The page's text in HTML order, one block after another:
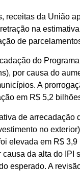
receitas da União
na
de
do
por causa do
A
em R$ 5,2
de arrecadação
no
elevada em R$
da alta do IPI
esperado. A